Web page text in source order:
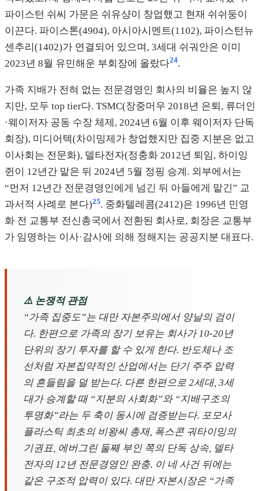
파이스턴 쉬씨 가문은 쉬유샹이 창업했고 현재 쉬쉬둥이
이끈다. 파이스톤(4904), 아시아시멘트(1102), 파이스턴뉴
센추리(1402)가 연결되어 있으며, 3세대 쉬궈안은 이미
2023년 8월 유민해운 부회장에 올랐다24.
가족 지배가 전혀 없는 전문경영인 회사의 비율은 높지 않
지만, 모두 top tier다. TSMC(장중머우 2018년 은퇴, 류더인
·웨이저자 공동 수장 체제, 2024년 6월 이후 웨이저자 단독
회장), 미디어텍(차이밍제가 창업했지만 집중 지분은 없고
이사회는 전문화), 델타전자(정충화 2012년 퇴임, 하이잉
쥔이 12년간 맡은 뒤 2024년 5월 정핑 승계. 외부에서는
“먼저 12년간 전문경영인에게 넘긴 뒤 아들에게 맡긴” 교
과서적 사례로 본다)25. 중화텔레콤(2412)은 1996년 민영
화 전 교통부 전신총국에서 전환된 회사로, 회장은 교통부
가 임명하는 이사·감사에 의해 정해지는 공공지분 대표다.
⚠️ 논쟁적 관점
“가족 집중도”는 대만 자본주의에서 양날의 검이
다. 한편으로 가족의 장기 보유는 회사가 10-20년
단위의 장기 투자를 할 수 있게 한다. 반도체나 조
선처럼 자본집약적인 산업에서는 단기 주주 압력
의 흔들림을 덜 받는다. 다른 한편으로 2세대, 3세
대가 승계할 때 “지분의 사회화”와 “지배구조의
투명화”라는 두 축이 동시에 검증받는다. 포모사
플라스틱 최초의 비왕씨 총재, 폭스콘 궈타이밍의
기권표, 에버그린 둘째 부인 쪽의 단독 상속, 델타
전자의 12년 전문경영인 완충. 이 네 사건 뒤에는
같은 구조적 압력이 있다. 대만 자본시장은 “가족